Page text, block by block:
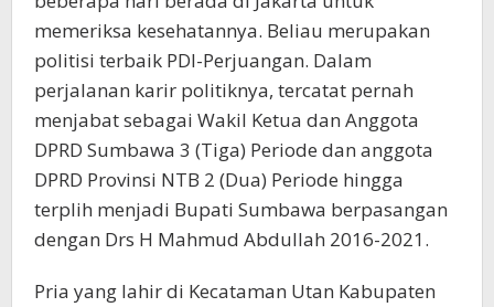
memeriksa kesehatannya. Beliau merupakan
politisi terbaik PDI-Perjuangan. Dalam
perjalanan karir politiknya, tercatat pernah
menjabat sebagai Wakil Ketua dan Anggota
DPRD Sumbawa 3 (Tiga) Periode dan anggota
DPRD Provinsi NTB 2 (Dua) Periode hingga
terplih menjadi Bupati Sumbawa berpasangan
dengan Drs H Mahmud Abdullah 2016-2021.
Pria yang lahir di Kecataman Utan Kabupaten